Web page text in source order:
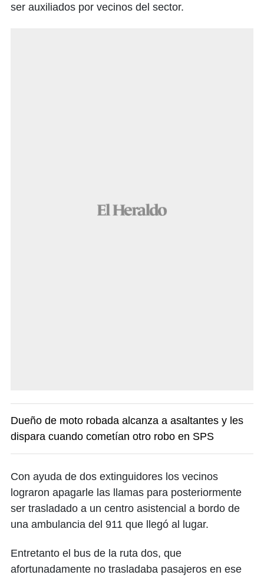
ser auxiliados por vecinos del sector.
Dueño de moto robada alcanza a asaltantes y les
dispara cuando cometían otro robo en SPS
Con ayuda de dos extinguidores los vecinos
lograron apagarle las llamas para posteriormente
ser trasladado a un centro asistencial a bordo de
una ambulancia del 911 que llegó al lugar.
Entretanto el bus de la ruta dos, que
afortunadamente no trasladaba pasajeros en ese